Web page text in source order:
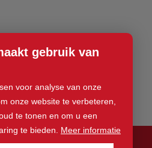
gebruik van
voor analyse van onze
onze website te verbeteren,
te tonen en om u een
te bieden. Meer informatie